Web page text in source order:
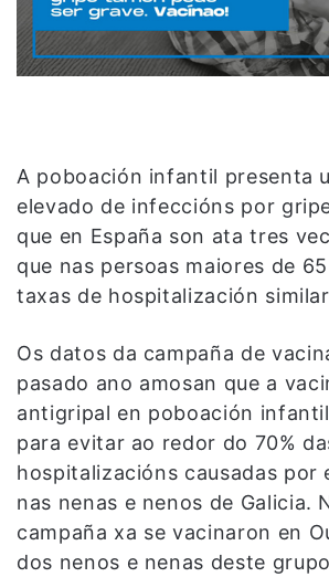
A poboación infantil presenta
elevado de infeccións por
que en España son ata tres
que nas persoas maiores de
taxas de hospitalización
Os datos da campaña de
pasado ano amosan que a
antigripal en poboación
para evitar ao redor do 70%
hospitalizacións causadas por
nas nenas e nenos de Galicia.
campaña xa se vacinaron en
dos nenos e nenas deste